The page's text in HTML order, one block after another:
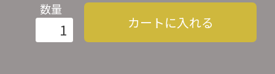
数量
カートに入れる